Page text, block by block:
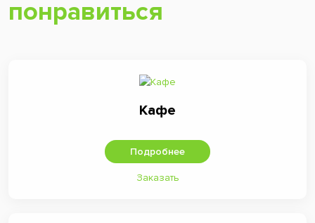
понравиться
Кафе
Подробнее
Заказать